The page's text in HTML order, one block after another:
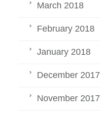
March 2018
February 2018
January 2018
December 2017
November 2017